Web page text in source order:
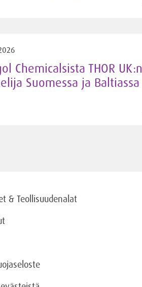
Chemicalsista THOR UK:n
Suomessa ja Baltiassa
& Teollisuudenalat